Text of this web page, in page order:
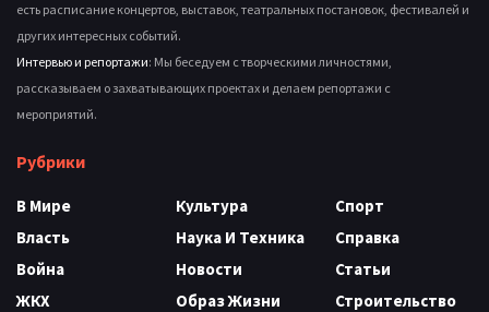
есть расписание концертов, выставок, театральных постановок, фестивалей и
других интересных событий.
Интервью и репортажи: Мы беседуем с творческими личностями,
рассказываем о захватывающих проектах и делаем репортажи с
мероприятий.
Рубрики
В Мире
Власть
Война
ЖКХ
Культура
Наука И Техника
Новости
Образ Жизни
Спорт
Справка
Статьи
Строительство